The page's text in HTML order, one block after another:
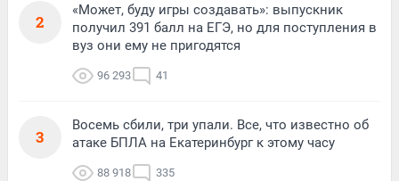
2
«Может, буду игры создавать»: выпускник
получил 391 балл на ЕГЭ, но для поступления в
вуз они ему не пригодятся
96 293 41
3
Восемь сбили, три упали. Все, что известно об
атаке БПЛА на Екатеринбург к этому часу
88 918 335